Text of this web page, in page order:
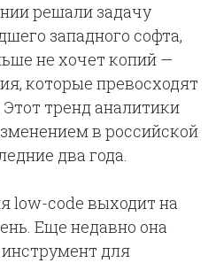
решали задачу
западного софта,
не хочет копий —
которые превосходят
тренд аналитики
в российской
два года.
low-code выходит на
Еще недавно она
для